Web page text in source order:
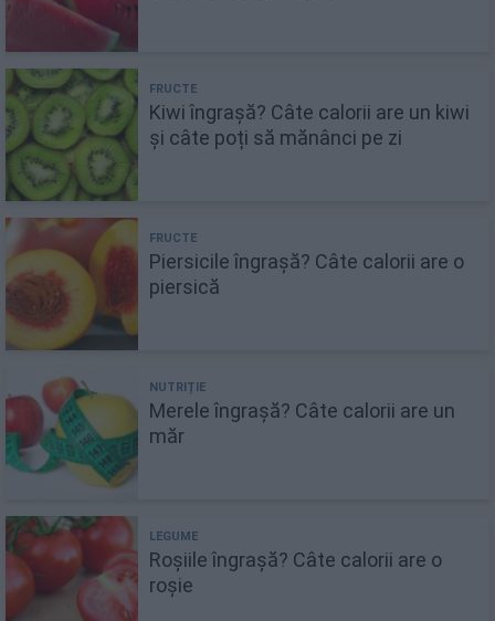
Kiwi îngrașă? Câte calorii are un kiwi
și câte poți să mănânci pe zi
Piersicile îngrașă? Câte calorii are o
piersică
Merele îngrașă? Câte calorii are un
măr
Roșiile îngrașă? Câte calorii are o
roșie